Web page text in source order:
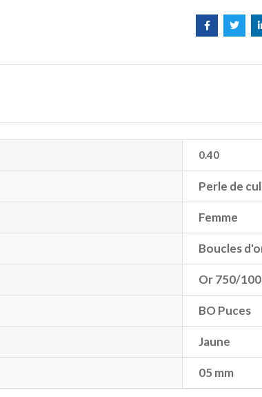
0.40
Perle de
Femme
Boucles
Or 750/
BO Puces
Jaune
05 mm